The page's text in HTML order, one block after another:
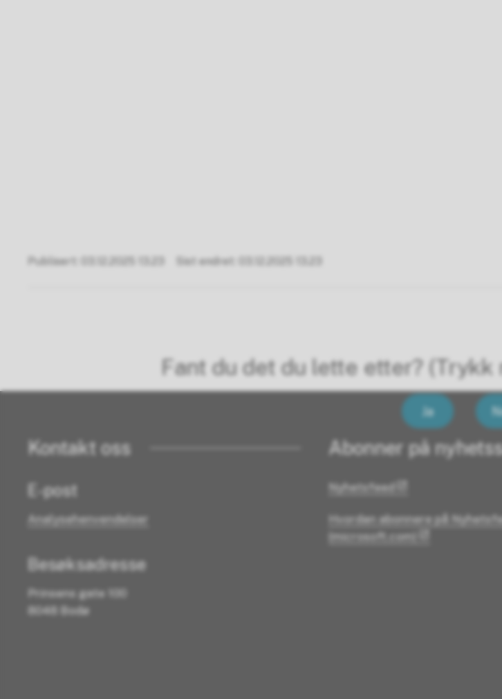
Publisert Sist endret
Fant du det du lette etter?
Ja
Kontakt oss
E-post
Analysehenvendelser
Besøksadresse
Prinsens gate 100
8048 Bodø
Abonner på
Nyhetsfeed
Hvordan abonnere på
(microsoft.com)